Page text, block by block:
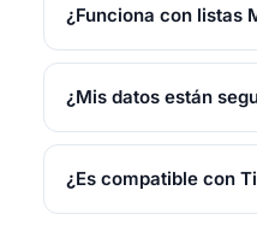
¿Funciona con listas
¿Mis datos están
¿Es compatible con